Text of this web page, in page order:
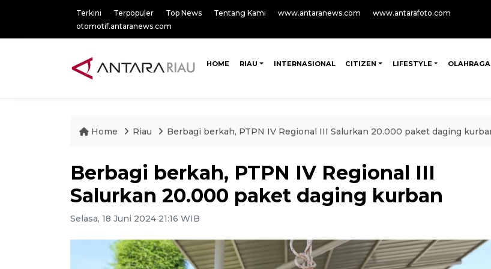
Terkini Terpopuler Top News Tentang Kami www.antaranews.com
www.antarafoto.com
otomotif.antaranews.com
HOME RIAU INTERNASIONAL CITIZEN LIFESTYLE OLAHRAGA
Home Riau Berbagi berkah, PTPN IV Regional III Salurkan 20.000 paket daging
Berbagi berkah, PTPN IV Regional III
Salurkan 20.000 paket daging kurban
Selasa, 18 Juni 2024 21:16 WIB